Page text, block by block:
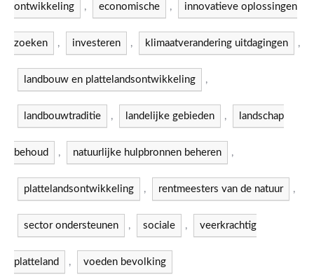
ontwikkeling , economische , innovatieve oplossingen
zoeken , investeren , klimaatverandering uitdagingen ,
landbouw en plattelandsontwikkeling ,
landbouwtraditie , landelijke gebieden , landschap
behoud , natuurlijke hulpbronnen beheren ,
plattelandsontwikkeling , rentmeesters van de natuur ,
sector ondersteunen , sociale , veerkrachtig
platteland , voeden bevolking